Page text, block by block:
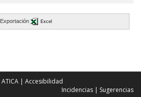
Exportación Excel
ATICA | Accesibilidad
Incidencias | Sugerencias